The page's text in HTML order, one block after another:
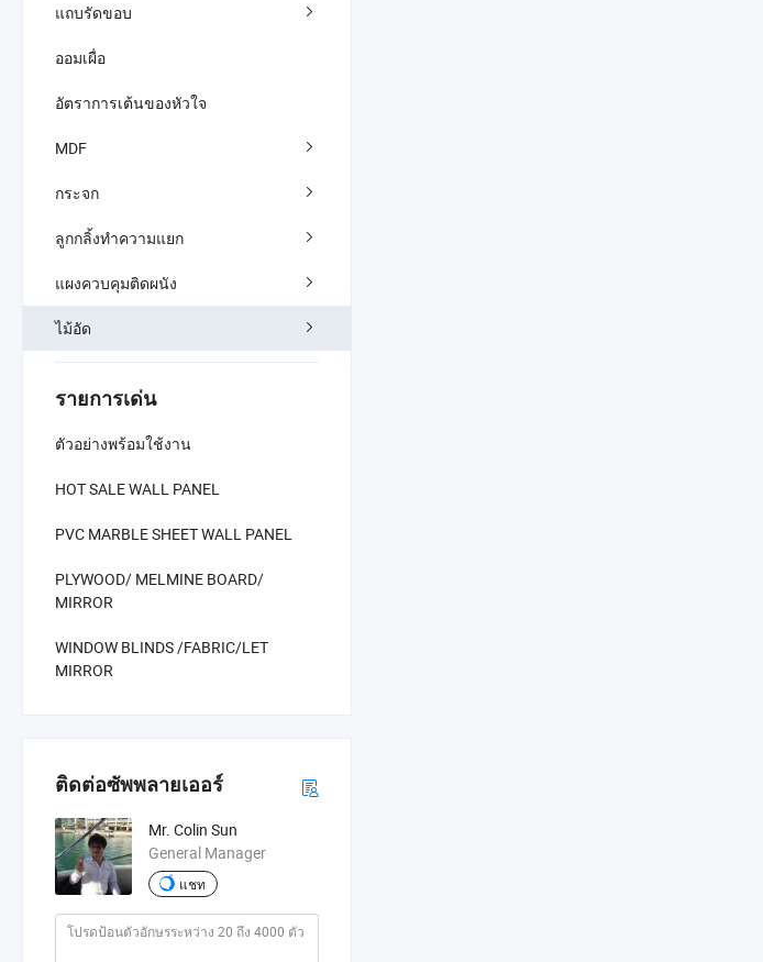
แถบรัดขอบ
ออมเผื่อ
อัตราการเต้นของหัวใจ
MDF
กระจก
ลูกกลิ้งทำความแยก
แผงควบคุมติดผนัง
ไม้อัด
รายการเด่น
ตัวอย่างพร้อมใช้งาน
HOT SALE WALL PANEL
PVC MARBLE SHEET WALL PANEL
PLYWOOD/ MELMINE BOARD/
MIRROR
WINDOW BLINDS /FABRIC/LET
MIRROR
ติดต่อซัพพลายเออร์
Mr. Colin Sun
General Manager
แชท